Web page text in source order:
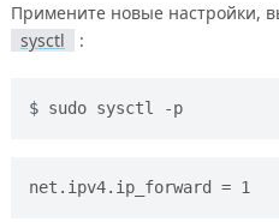
Примените новые настройки,
sysctl
:
sudo sysctl -p
net.ipv4.ip_forward = 1